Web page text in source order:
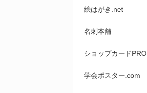
絵はがき.net
名刺本舗
ショップカードPRO
学会ポスター.com